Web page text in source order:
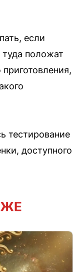
если
туда положат
тестирование
доступного